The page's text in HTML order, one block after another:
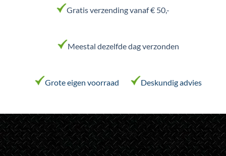
variaties.
Deze
gekozen
de
productpagina
gekozen
de
productpagina
Gratis verzending vanaf € 50,-
Meestal dezelfde dag verzonden
Grote eigen voorraad Deskundig advies